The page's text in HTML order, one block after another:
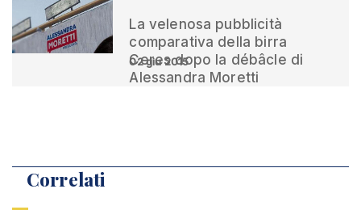
La velenosa pubblicità
comparativa della birra
Ceres dopo la débâcle di
Alessandra Moretti
02 giu 2015
Correlati